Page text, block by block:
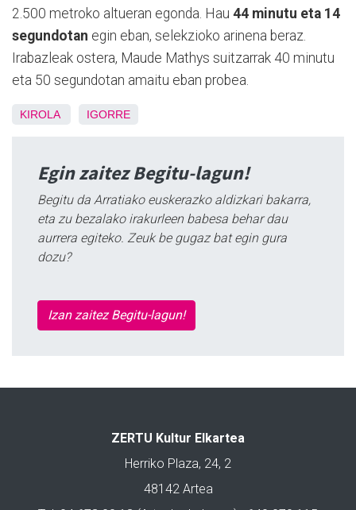
2.500 metroko altueran egonda. Hau 44 minutu eta 14
segundotan egin eban, selekzioko arinena beraz.
Irabazleak ostera, Maude Mathys suitzarrak 40 minutu
eta 50 segundotan amaitu eban probea.
KIROLA IGORRE
Egin zaitez Begitu-lagun!
Begitu da Arratiako euskerazko aldizkari bakarra,
eta zu bezalako irakurleen babesa behar dau
aurrera egiteko. Zeuk be gugaz bat egin gura
dozu?
Izan zaitez Begitu-lagun!
ZERTU Kultur Elkartea
Herriko Plaza, 24, 2
48142 Artea